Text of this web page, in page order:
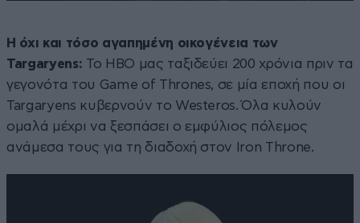
Η όχι και τόσο αγαπημένη οικογένεια των
Targaryens: Το HBO μας ταξιδεύει 200 χρόνια πριν τα
γεγονότα του Game of Thrones, σε μία εποχή που οι
Targaryens κυβερνούν το Westeros. Όλα κυλούν
ομαλά μέχρι να ξεσπάσει ο εμφύλιος πόλεμος
ανάμεσα τους για τη διαδοχή στον Iron Throne.